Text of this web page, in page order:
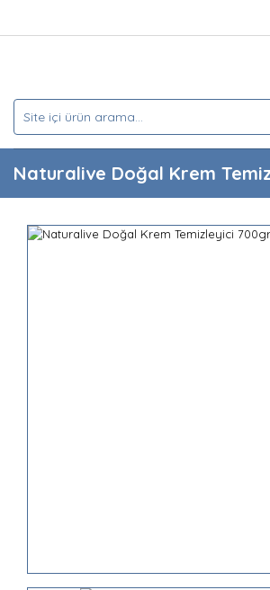
Naturalive Doğal Krem